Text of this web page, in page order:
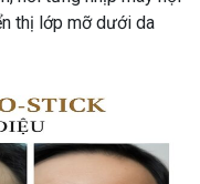
thị lớp mỡ dưới da